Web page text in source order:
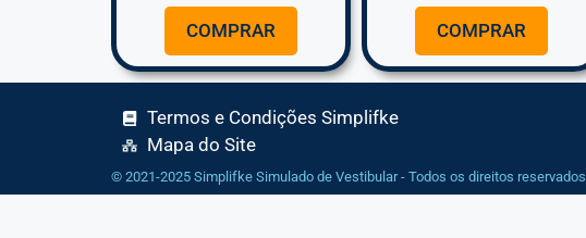
COMPRAR COMPRAR
Termos e Condições Simplifke
Mapa do Site
© 2021-2025 Simplifke Simulado de Vestibular - Todos os direitos reservados